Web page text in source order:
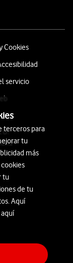
Cookies
servicio
terceros para
tu
más
tu
de tu
Aquí
aquí